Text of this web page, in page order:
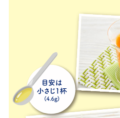
いつもの
るだけで
ポート！毎